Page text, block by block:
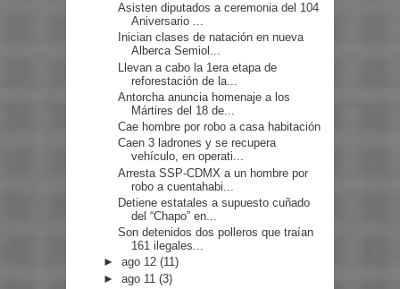
Asisten diputados a ceremonia del 104
Aniversario ...
Inician clases de natación en nueva
Alberca Semiol...
Llevan a cabo la 1era etapa de
reforestación de la...
Antorcha anuncia homenaje a los
Mártires del 18 de...
Cae hombre por robo a casa habitación
Caen 3 ladrones y se recupera
vehículo, en operati...
Arresta SSP-CDMX a un hombre por
robo a cuentahabi...
Detiene estatales a supuesto cuñado
del “Chapo” en...
Son detenidos dos polleros que traían
161 ilegales...
►ago 12(11)
►ago 11(3)